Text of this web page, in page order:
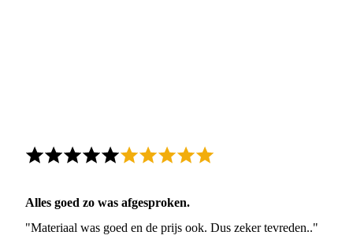
Alles goed zo was afgesproken.
"Materiaal was goed en de prijs ook. Dus zeker tevreden.."